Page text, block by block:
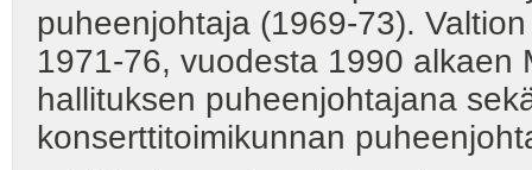
puheenjohtaja (1969-73).
1971-76, vuodesta 1990 alkaen
hallituksen puheenjohtajana
konserttitoimikunnan